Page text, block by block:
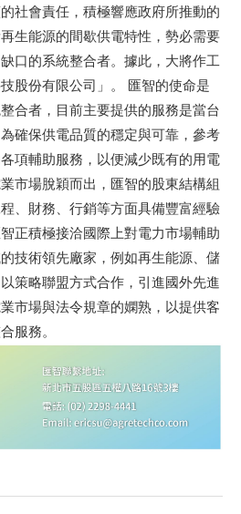
社會責任，積極響應政府所推動的
生能源的間歇供電特性，勢必需要
口的系統整合者。據此，大將作工
股份有限公司」。 匯智的使命是
合者，目前主要提供的服務是當台
確保供電品質的穩定與可靠，參考
項輔助服務，以便減少既有的用電
市場脫穎而出，匯智的股東結構組
、財務、行銷等方面具備豐富經驗
正積極接洽國際上對電力市場輔助
技術領先廠家，例如再生能源、儲
策略聯盟方式合作，引進國外先進
市場與法令規章的嫻熟，以提供客
服務。